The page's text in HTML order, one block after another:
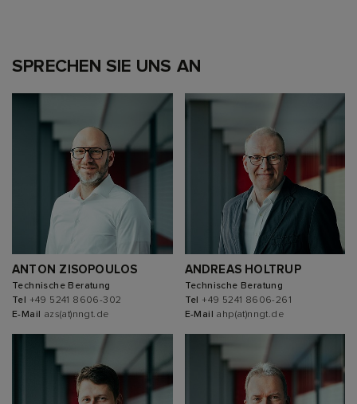
SPRECHEN SIE UNS AN
ANTON ZISOPOULOS
Technische Beratung
Tel +49 5241 8606-302
E-Mail azs(at)nngt.de
ANDREAS HOLTRUP
Technische Beratung
Tel +49 5241 8606-261
E-Mail ahp(at)nngt.de